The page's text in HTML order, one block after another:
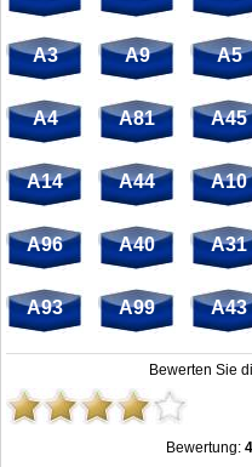
A3 A9 A5
A4 A81 A45
A14 A44 A10
A96 A40 A31
A93 A99 A43
Bewerten Sie
Bewertung: